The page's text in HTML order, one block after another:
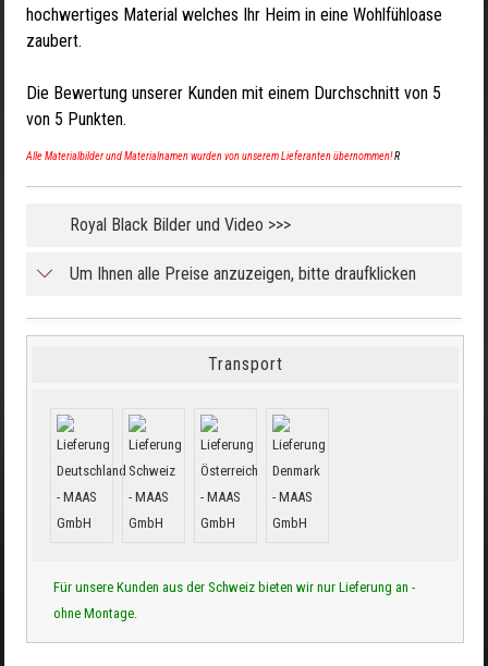
hochwertiges Material welches Ihr Heim in eine Wohlfühloase
zaubert.
Die Bewertung unserer Kunden mit einem Durchschnitt von 5
von 5 Punkten.
Alle Materialbilder und Materialnamen wurden von unserem Lieferanten übernommen!R
Royal Black Bilder und Video >>>
Um Ihnen alle Preise anzuzeigen, bitte draufklicken
Transport
Für unsere Kunden aus der Schweiz bieten wir nur Lieferung an -
ohne Montage.